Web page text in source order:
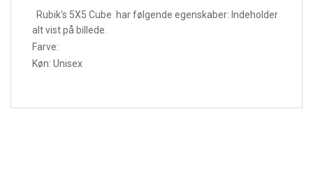
Rubik's 5X5 Cube har følgende egenskaber: Indeholder
alt vist på billede.
Farve:
Køn: Unisex